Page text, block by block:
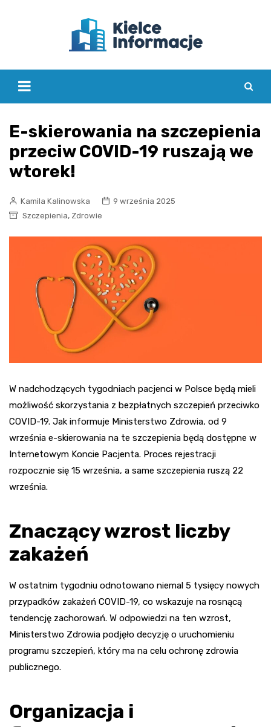
E-skierowania na szczepienia
przeciw COVID-19 ruszają we
wtorek!
Kamila Kalinowska
9 września 2025
Szczepienia, Zdrowie
W nadchodzących tygodniach pacjenci w Polsce będą mieli
możliwość skorzystania z bezpłatnych szczepień przeciwko
COVID-19. Jak informuje Ministerstwo Zdrowia, od 9
września e-skierowania na te szczepienia będą dostępne w
Internetowym Koncie Pacjenta. Proces rejestracji
rozpocznie się 15 września, a same szczepienia ruszą 22
września.
Znaczący wzrost liczby
zakażeń
W ostatnim tygodniu odnotowano niemal 5 tysięcy nowych
przypadków zakażeń COVID-19, co wskazuje na rosnącą
tendencję zachorowań. W odpowiedzi na ten wzrost,
Ministerstwo Zdrowia podjęło decyzję o uruchomieniu
programu szczepień, który ma na celu ochronę zdrowia
publicznego.
Organizacja i